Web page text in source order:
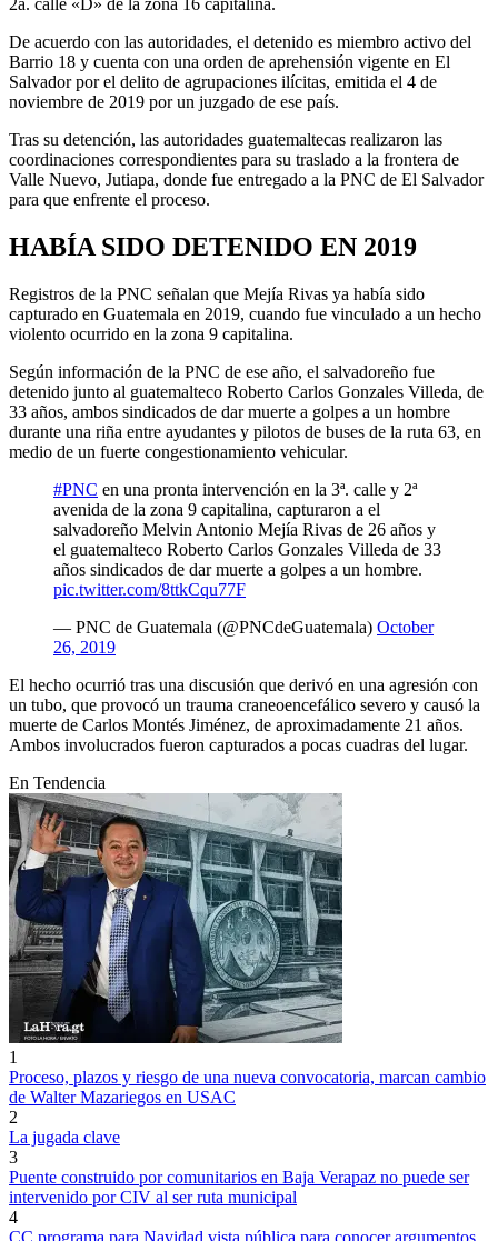
De acuerdo con las autoridades, el detenido es miembro activo del
Barrio 18 y cuenta con una orden de aprehensión vigente en El
Salvador por el delito de agrupaciones ilícitas, emitida el 4 de
noviembre de 2019 por un juzgado de ese país.
Tras su detención, las autoridades guatemaltecas realizaron las
coordinaciones correspondientes para su traslado a la frontera de
Valle Nuevo, Jutiapa, donde fue entregado a la PNC de El Salvador
para que enfrente el proceso.
HABÍA SIDO DETENIDO EN 2019
Registros de la PNC señalan que Mejía Rivas ya había sido
capturado en Guatemala en 2019, cuando fue vinculado a un hecho
violento ocurrido en la zona 9 capitalina.
Según información de la PNC de ese año, el salvadoreño fue
detenido junto al guatemalteco Roberto Carlos Gonzales Villeda, de
33 años, ambos sindicados de dar muerte a golpes a un hombre
durante una riña entre ayudantes y pilotos de buses de la ruta 63, en
medio de un fuerte congestionamiento vehicular.
#PNC en una pronta intervención en la 3ª. calle y 2ª
avenida de la zona 9 capitalina, capturaron a el
salvadoreño Melvin Antonio Mejía Rivas de 26 años y
el guatemalteco Roberto Carlos Gonzales Villeda de 33
años sindicados de dar muerte a golpes a un hombre.
pic.twitter.com/8ttkCqu77F
— PNC de Guatemala (@PNCdeGuatemala) October
26, 2019
El hecho ocurrió tras una discusión que derivó en una agresión con
un tubo, que provocó un trauma craneoencefálico severo y causó la
muerte de Carlos Montés Jiménez, de aproximadamente 21 años.
Ambos involucrados fueron capturados a pocas cuadras del lugar.
En Tendencia
1
Proceso, plazos y riesgo de una nueva convocatoria, marcan cambio
de Walter Mazariegos en USAC
2
La jugada clave
3
Puente construido por comunitarios en Baja Verapaz no puede ser
intervenido por CIV al ser ruta municipal
4
CC programa para Navidad vista pública para conocer argumentos